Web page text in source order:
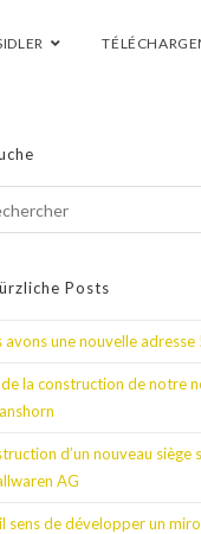
Posts
avons une nouvelle adresse !
la construction de notre
d’un nouveau siège
AG
sens de développer un